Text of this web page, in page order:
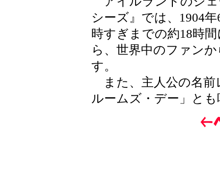
シーズ』では、1904
時すぎまでの約18時
ら、世界中のファン
す。
また、主人公の名前
ルームズ・デー」と